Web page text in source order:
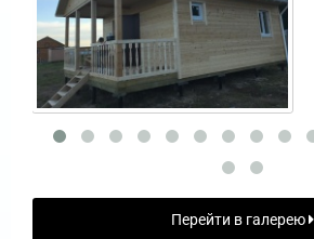
Перейти в галерею